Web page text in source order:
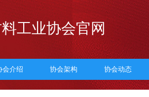
工业协会官网
会介绍 协会架构 协会动态